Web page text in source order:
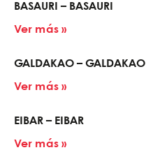
BASAURI – BASAURI
Ver más »
GALDAKAO – GALDAKAO
Ver más »
EIBAR – EIBAR
Ver más »